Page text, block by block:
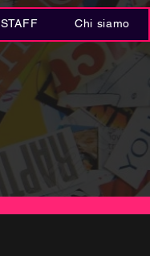
STAFF Chi siamo